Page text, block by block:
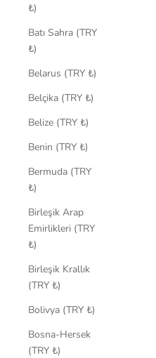
₺)
Batı Sahra (TRY
₺)
Belarus (TRY ₺)
Belçika (TRY ₺)
Belize (TRY ₺)
Benin (TRY ₺)
Bermuda (TRY
₺)
Birleşik Arap
Emirlikleri (TRY
₺)
Birleşik Krallık
(TRY ₺)
Bolivya (TRY ₺)
Bosna-Hersek
(TRY ₺)